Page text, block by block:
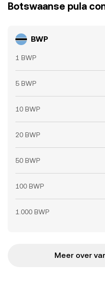
Botswaanse pula
BWP
1 BWP
5 BWP
10 BWP
20 BWP
50 BWP
100 BWP
1.000 BWP
Meer over